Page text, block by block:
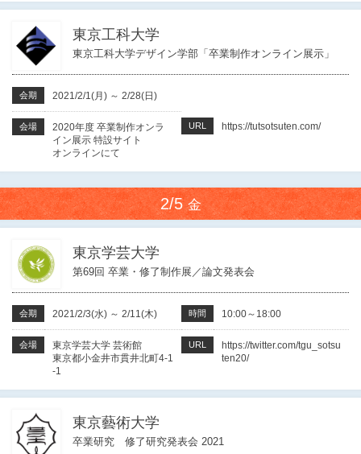
東京工科大学
東京工科大学デザイン学部「卒業制作オンライン展示」
会期 2021/2/1(月) ～ 2/28(日)
会場
2020年度 卒業制作オンラ
イン展示 特設サイト
オンラインにて
URL https://tutsotsuten.com/
2/5金
東京学芸大学
第69回 卒業・修了制作展／論文発表会
会期 2021/2/3(水) ～ 2/11(木) 時間 10:00～18:00
会場
東京学芸大学 芸術館
東京都小金井市貫井北町4-1
-1
URL
https://twitter.com/tgu_sotsu
ten20/
東京藝術大学
卒業研究 修了研究発表会 2021